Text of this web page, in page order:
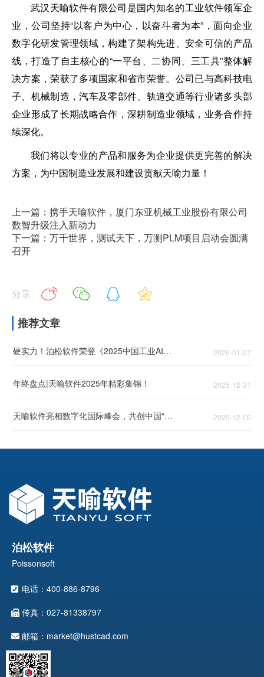
武汉天喻软件有限公司是国内知名的工业软件领军企
业，公司坚持“以客户为中心，以奋斗者为本”，面向企业
数字化研发管理领域，构建了架构先进、安全可信的产品
线，打造了自主核心的“一平台、二协同、三工具”整体解
决方案，荣获了多项国家和省市荣誉。公司已与高科技电
子、机械制造，汽车及零部件、轨道交通等行业诸多头部
企业形成了长期战略合作，深耕制造业领域，业务合作持
续深化。
我们将以专业的产品和服务为企业提供更完善的解决
方案，为中国制造业发展和建设贡献天喻力量！
上一篇：携手天喻软件，厦门东亚机械工业股份有限公司
数智升级注入新动力
下一篇：万千世界，测试天下，万测PLM项目启动会圆满
召开
分享
推荐文章
硬实力！泊松软件荣登《2025中国工业AI领军企业TOP50》！ 2026-01-07
年终盘点|天喻软件2025年精彩集锦！ 2025-12-31
天喻软件亮相数字化国际峰会，共创中国“智”造时代产品创新变革之道！ 2025-12-05
泊松软件
Poissonsoft
电话：400-886-8796
传真：027-81338797
邮箱：market@hustcad.com